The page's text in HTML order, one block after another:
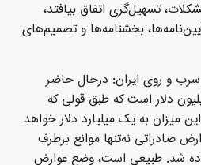
تسهیل‌گری اتفاق بیافتد،
بخشنامه‌ها و تصمیم‌های
و روی ایران: درحال حاضر
صادرات حدود ۴۰۰ میلیون دلار است که طبق قولی که
میزان به یک میلیارد دلار خواهد
صادراتی نه‌تنها موانع برطرف
شد. طبیعی است، وضع عوارض